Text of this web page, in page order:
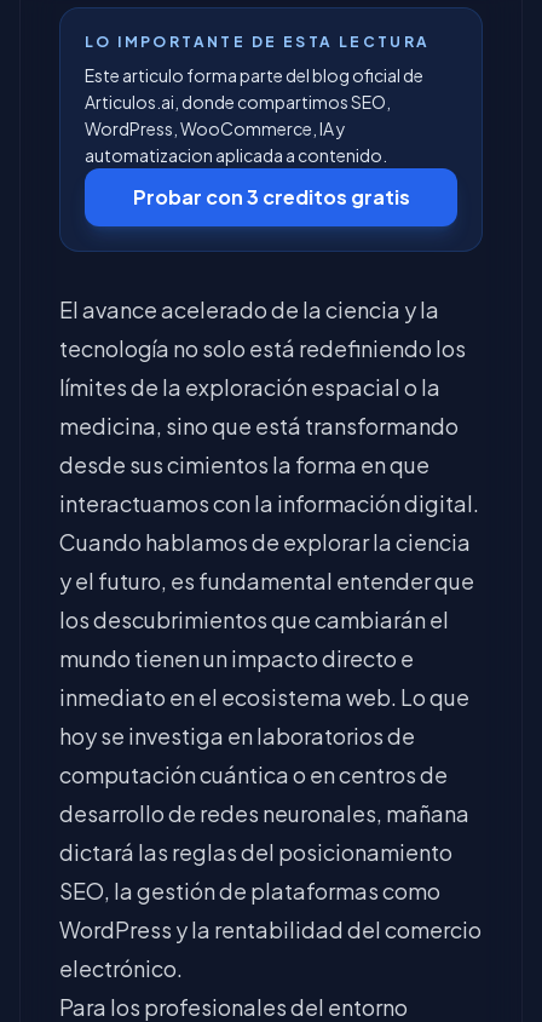
LO IMPORTANTE DE ESTA LECTURA
Este articulo forma parte del blog oficial de
Articulos.ai, donde compartimos SEO,
WordPress, WooCommerce, IA y
automatizacion aplicada a contenido.
Probar con 3 creditos gratis
El avance acelerado de la ciencia y la
tecnología no solo está redefiniendo los
límites de la exploración espacial o la
medicina, sino que está transformando
desde sus cimientos la forma en que
interactuamos con la información digital.
Cuando hablamos de explorar la ciencia
y el futuro, es fundamental entender que
los descubrimientos que cambiarán el
mundo tienen un impacto directo e
inmediato en el ecosistema web. Lo que
hoy se investiga en laboratorios de
computación cuántica o en centros de
desarrollo de redes neuronales, mañana
dictará las reglas del posicionamiento
SEO, la gestión de plataformas como
WordPress y la rentabilidad del comercio
electrónico.
Para los profesionales del entorno